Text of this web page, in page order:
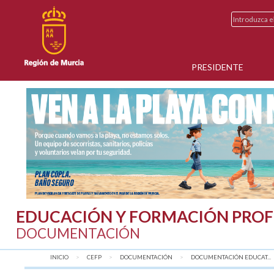
PRESIDENTE
EDUCACIÓN Y FORMACIÓN
DOCUMENTACIÓN
INICIO CEFP DOCUMENTACIÓN DOCUMENTACIÓN EDUCAT...